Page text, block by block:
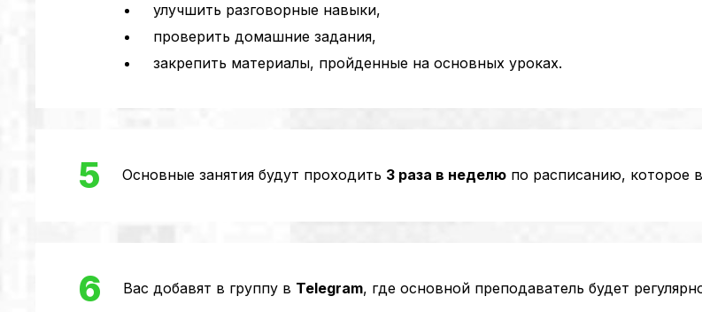
улучшить разговорные навыки,
проверить домашние задания,
закрепить материалы, пройденные на основных уроках.
5 Основные занятия будут проходить 3 раза в неделю по расписанию, которое
6 Вас добавят в группу в Telegram, где основной преподаватель будет